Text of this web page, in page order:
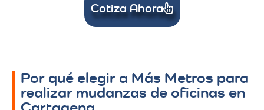
Cotiza Ahora
Por qué elegir a Más Metros para
realizar mudanzas de oficinas en